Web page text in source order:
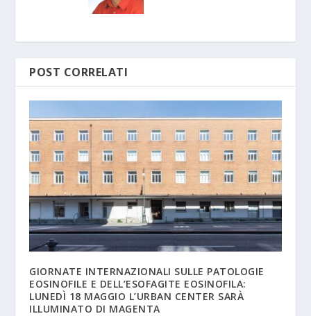
POST CORRELATI
GIORNATE INTERNAZIONALI SULLE PATOLOGIE
EOSINOFILE E DELL’ESOFAGITE EOSINOFILA:
LUNEDÌ 18 MAGGIO L’URBAN CENTER SARÀ
ILLUMINATO DI MAGENTA